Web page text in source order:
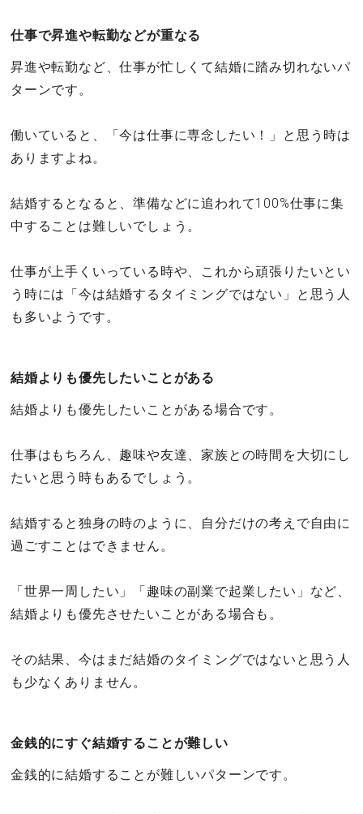
仕事で昇進や転勤などが重なる
昇進や転勤など、仕事が忙しくて結婚に踏み切れないパ
ターンです。
働いていると、「今は仕事に専念したい！」と思う時は
ありますよね。
結婚するとなると、準備などに追われて100%仕事に集
中することは難しいでしょう。
仕事が上手くいっている時や、これから頑張りたいとい
う時には「今は結婚するタイミングではない」と思う人
も多いようです。
結婚よりも優先したいことがある
結婚よりも優先したいことがある場合です。
仕事はもちろん、趣味や友達、家族との時間を大切にし
たいと思う時もあるでしょう。
結婚すると独身の時のように、自分だけの考えで自由に
過ごすことはできません。
「世界一周したい」「趣味の副業で起業したい」など、
結婚よりも優先させたいことがある場合も。
その結果、今はまだ結婚のタイミングではないと思う人
も少なくありません。
金銭的にすぐ結婚することが難しい
金銭的に結婚することが難しいパターンです。